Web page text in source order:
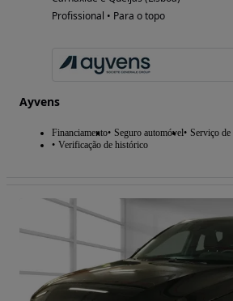
Profissional • Para o topo
Ayvens
Financiamento Seguro automóvel
Serviço de
Verificação de histórico